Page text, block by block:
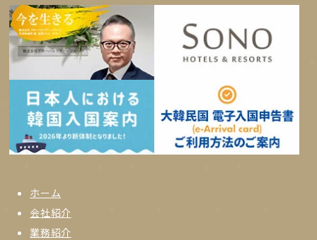
ホーム
会社紹介
業務紹介